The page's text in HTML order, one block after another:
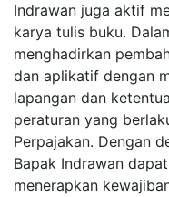
Indrawan juga aktif
karya tulis buku.
menghadirkan
dan aplikatif dengan
lapangan dan
peraturan yang
Perpajakan. Dengan
Bapak Indrawan
menerapkan